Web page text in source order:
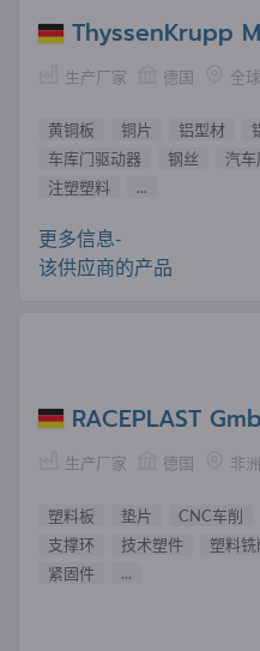
ThyssenKrupp
生产厂家 德国 全
黄铜板 铜片 铝型材
车库门驱动器
钢丝 汽车
注塑塑料
...
更多信息-
该供应商的产品
RACEPLAST
生产厂家 德国 非
塑料板 垫片 CNC车削
支撑环
技术塑件 塑料铣
紧固件
...